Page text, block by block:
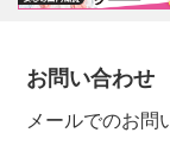
お問い合わせ
メールでのお問